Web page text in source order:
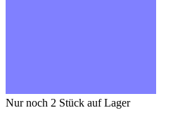
Nur noch 2 Stück auf Lager